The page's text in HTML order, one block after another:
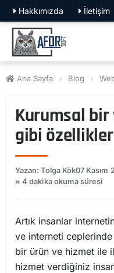
Hakkımızda İletişim
Ana Sayfa Blog
Kurumsal
gibi
Yazan: Tolga Kök07 Kasım
≈ 4 dakika okuma süresi
Artık insanlar
ve interneti
bir ürün ve hizmet ile
hizmet verdiğiniz